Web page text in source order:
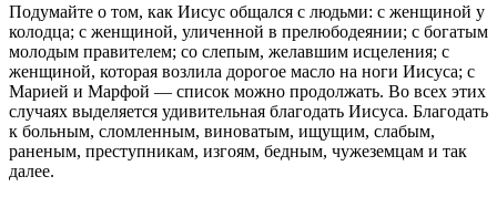
Подумайте о том, как Иисус общался с людьми: с женщиной у
колодца; с женщиной, уличенной в прелюбодеянии; с богатым
молодым правителем; со слепым, желавшим исцеления; с
женщиной, которая возлила дорогое масло на ноги Иисуса; с
Марией и Марфой — список можно продолжать. Во всех этих
случаях выделяется удивительная благодать Иисуса. Благодать
к больным, сломленным, виноватым, ищущим, слабым,
раненым, преступникам, изгоям, бедным, чужеземцам и так
далее.